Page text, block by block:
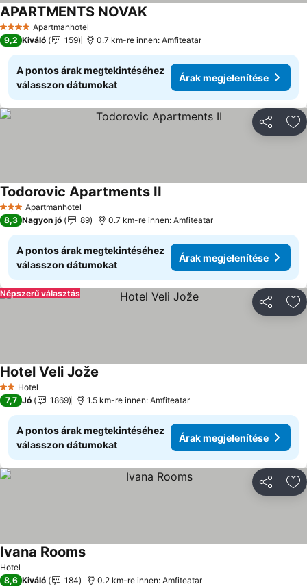
4 KategóriaApartmanhotel
APARTMENTS NOVAK
9,2 Kiváló 159 0.7 km-re innen: Amfiteatar
A pontos árak megtekintéséhez
válasszon dátumokat
Árak megjelenítése
3 KategóriaApartmanhotel
Todorovic Apartments II
8,3 Nagyon jó 89 0.7 km-re innen: Amfiteatar
A pontos árak megtekintéséhez
válasszon dátumokat
Árak megjelenítése
Népszerű választás
2 Kategória
Hotel
Hotel Veli Jože
7,7 Jó 1869 1.5 km-re innen: Amfiteatar
A pontos árak megtekintéséhez
válasszon dátumokat
Árak megjelenítése
Hotel
Ivana Rooms
8,6 Kiváló 184 0.2 km-re innen: Amfiteatar